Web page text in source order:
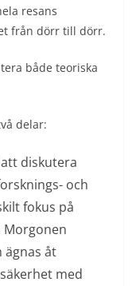
resans
från dörr till dörr.
både teoriska
delar:
diskutera
och
fokus på
Morgonen
ägnas åt
med